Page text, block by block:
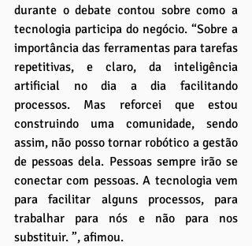
durante o debate contou sobre como a
tecnologia participa do negócio. “Sobre a
importância das ferramentas para tarefas
repetitivas, e claro, da inteligência
artificial no dia a dia facilitando
processos. Mas reforcei que estou
construindo uma comunidade, sendo
assim, não posso tornar robótico a gestão
de pessoas dela. Pessoas sempre irão se
conectar com pessoas. A tecnologia vem
para facilitar alguns processos, para
trabalhar para nós e não para nos
substituir. ”, afimou.